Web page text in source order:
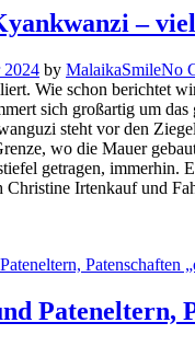
–
2024 by MalaikaSmileNo
Wie schon berichtet
sich großartig um
steht vor den
wo die Mauer
getragen,
Christine Irtenkauf und